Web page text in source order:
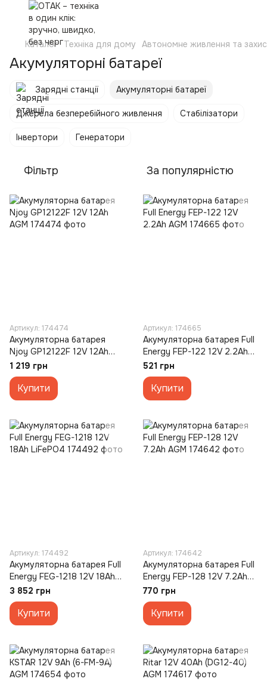
Каталог Техніка для дому Автономне живлення та
Акумуляторні батареї
Зарядні станції Акумуляторні батареї
Джерела безперебійного живлення Стабілізатори
Інвертори Генератори
Фільтр За популярністю
Артикул: 174474
Акумуляторна батарея
Njoy GP12122F 12V 12Ah
AGM
1 219 грн
Купити
Артикул: 174665
Акумуляторна батарея Full
Energy FEP-122 12V 2.2Ah
AGM
521 грн
Купити
Артикул: 174492
Акумуляторна батарея Full
Energy FEG-1218 12V 18Ah
LiFePO4
3 852 грн
Купити
Артикул: 174642
Акумуляторна батарея Full
Energy FEP-128 12V 7.2Ah
AGM
770 грн
Купити